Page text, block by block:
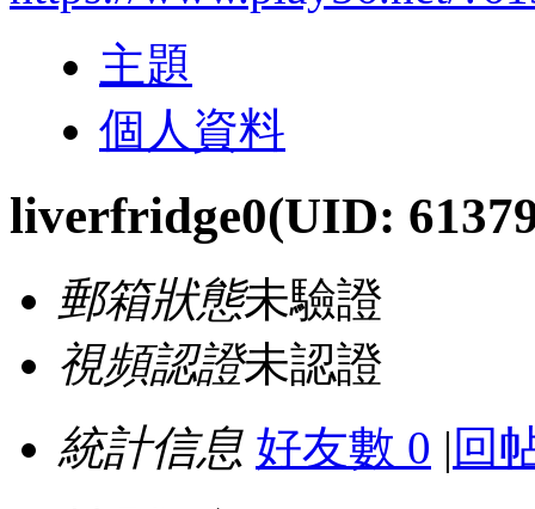
主題
個人資料
liverfridge0(UID:
郵箱狀態未驗證
視頻認證未認證
統計信息 好友數 0 | 回